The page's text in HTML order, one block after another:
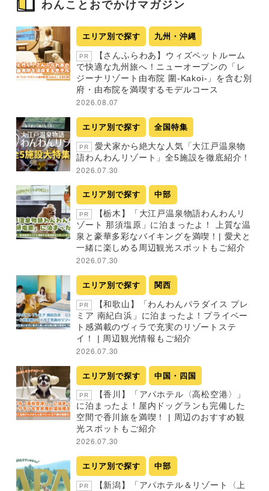
わんことおでかけマガジン
エリア別で探す 九州・沖縄
PR
【さんふらわあ】ウィズペットルーム
で快適な九州旅へ！ニューオープンの「レ
ジーナリゾート由布院 圍-Kakoi-」を含む別
府・由布院を満喫するモデルコース
2026.08.07
エリア別で探す 全国特集
PR
愛犬家から絶大な人気「大江戸温泉物
語わんわんリゾート」全5施設を徹底紹介！
2026.07.30
エリア別で探す 中部
PR
【栃木】「大江戸温泉物語わんわんリ
ゾート 那須塩原」に泊まったよ！ 上質な温
泉と豪華多彩なバイキングを満喫！| 愛犬と
一緒に楽しめる周辺観光スポットもご紹介
2026.07.30
エリア別で探す 関西
PR
【和歌山】「わんわんパラダイス プレ
ミア 南紀白浜」に泊まったよ！プライベー
ト感満載のヴィラで充実のリゾートステ
イ！ | 周辺観光情報もご紹介
2026.07.30
エリア別で探す 中国・四国
PR
【香川】「アパホテル〈高松空港〉」
に泊まったよ！屋内ドッグランも完備した
空間で香川旅を満喫！ | 周辺のおすすめ観
光スポットもご紹介
2026.07.30
エリア別で探す 中部
PR
【新潟】「アパホテル＆リゾート〈上